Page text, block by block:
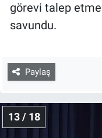
görevi talep
savundu.
Paylaş
13 / 18